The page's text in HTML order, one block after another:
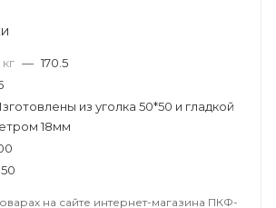
— 170.5
из уголка 50*50 и гладкой
18мм
50
на сайте интернет-магазина ПКФ-